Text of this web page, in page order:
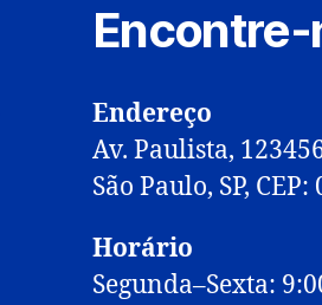
Endereço
Av. Paulista,
São Paulo, SP,
Horário
Segunda–Sexta: